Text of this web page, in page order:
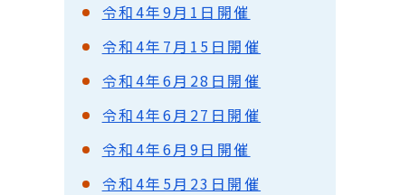
令和4年9月1日開催
令和4年7月15日開催
令和4年6月28日開催
令和4年6月27日開催
令和4年6月9日開催
令和4年5月23日開催